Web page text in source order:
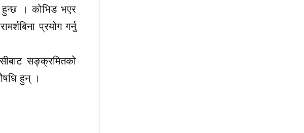
हुन्छ । कोभिड भएर
प्रयोग गर्नु
सङ्क्रमितको
हुन् ।